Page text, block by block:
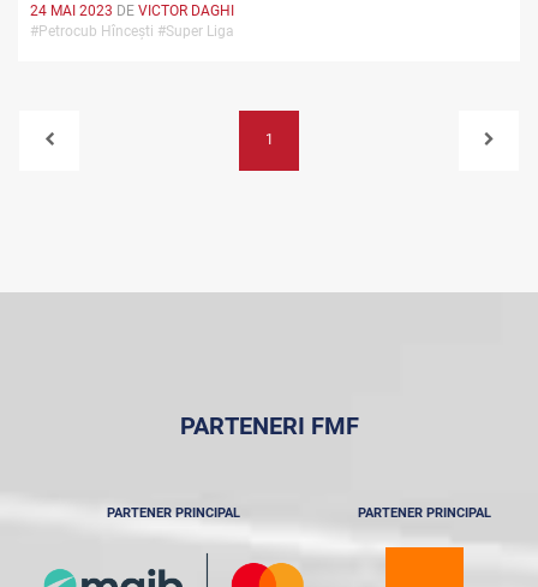
24 MAI 2023 DE VICTOR DAGHI
#Petrocub Hîncești #Super Liga
1
PARTENERI FMF
PARTENER PRINCIPAL PARTENER PRINCIPAL